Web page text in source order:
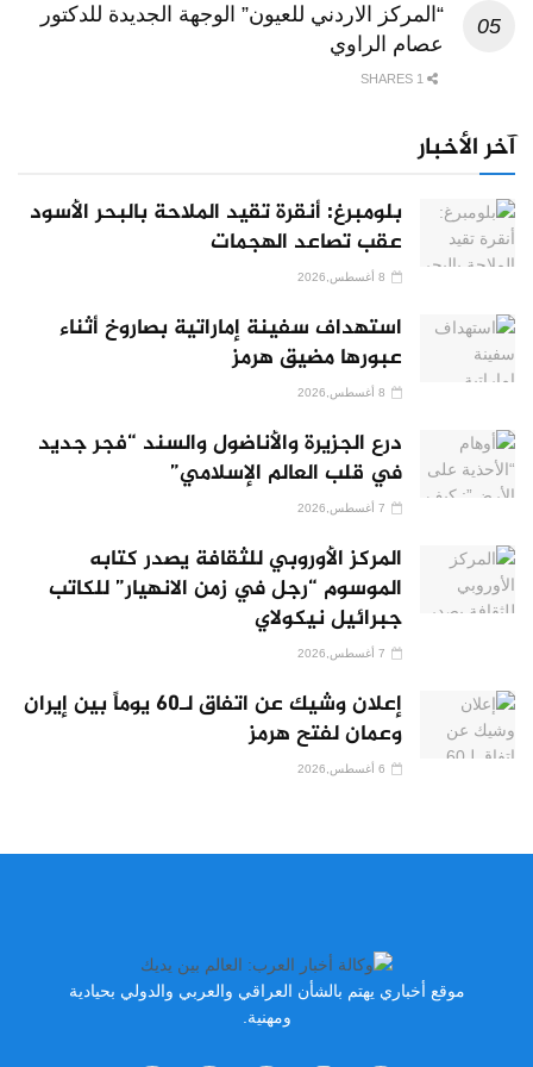
“المركز الاردني للعيون” الوجهة الجديدة للدكتور
عصام الراوي
آخر الأخبار
بلومبرغ: أنقرة تقيد الملاحة بالبحر الأسود
عقب تصاعد الهجمات
استهداف سفينة إماراتية بصاروخ أثناء
عبورها مضيق هرمز
درع الجزيرة والأناضول والسند “فجر جديد
في قلب العالم الإسلامي”
المركز الأوروبي للثقافة يصدر كتابه
الموسوم “رجل في زمن الانهيار” للكاتب
جبرائيل نيكولاي
إعلان وشيك عن اتفاق لـ60 يوماً بين إيران
وعمان لفتح هرمز
موقع أخباري يهتم بالشأن العراقي والعربي والدولي بحيادية
ومهنية.